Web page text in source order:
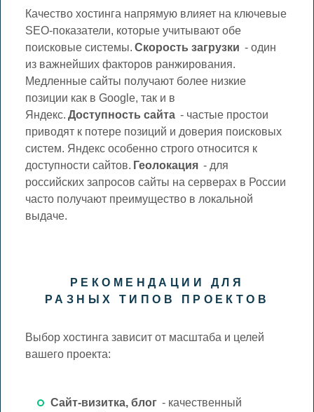
Качество хостинга напрямую влияет на ключевые
SEO-показатели, которые учитывают обе
поисковые системы. Скорость загрузки - один
из важнейших факторов ранжирования.
Медленные сайты получают более низкие
позиции как в Google, так и в
Яндекс. Доступность сайта - частые простои
приводят к потере позиций и доверия поисковых
систем. Яндекс особенно строго относится к
доступности сайтов. Геолокация - для
российских запросов сайты на серверах в России
часто получают преимущество в локальной
выдаче.
РЕКОМЕНДАЦИИ ДЛЯ
РАЗНЫХ ТИПОВ ПРОЕКТОВ
Выбор хостинга зависит от масштаба и целей
вашего проекта:
Сайт-визитка, блог - качественный